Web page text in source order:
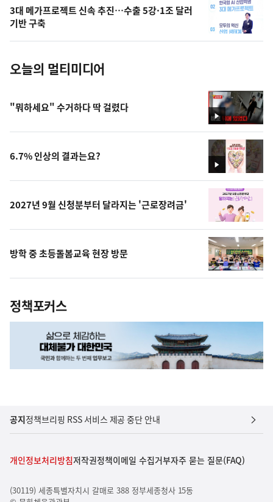
사
진
3대 메가프로젝트 신속 추진…수출 5강·1조 달러
기반 구축
오늘의 멀티미디어
영
상
"뭐하세요" 수거하다 딱 걸렸다
영
상
6.7% 인상의 결과는요?
2027년 9월 신청분부터 달라지는 '근로장려금'
방학 중 초등돌봄교육 현장 방문
정책포커스
공지정책브리핑 RSS 서비스 제공 중단 안내
개인정보처리방침저작권정책이메일 수집거부자주 묻는 질문(FAQ)
(30119) 세종특별자치시 갈매로 388 정부세종청사 15동